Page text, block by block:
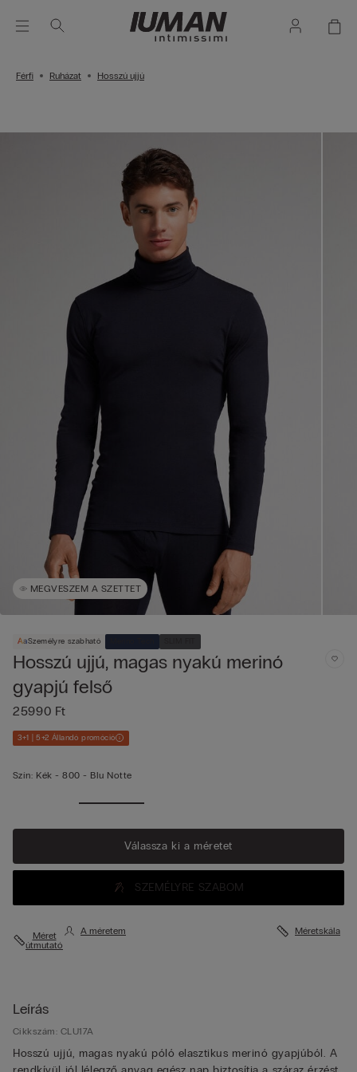
Férfi Ruházat Hosszú ujjú
MEGVESZEM A SZETTET
Személyre szabható
Hosszú ujjú, magas nyakú merinó
gyapjú felső
25990 Ft
3+1 | 5+2 Állandó promóció
Szín: Kék -800 - Blu Notte
Válassza ki a méretet
SZEMÉLYRE SZABOM
Méret
útmutató
A méretem Méretskála
Leírás
Cikkszám: CLU17A
Hosszú ujjú, magas nyakú póló elasztikus merinó gyapjúból. A